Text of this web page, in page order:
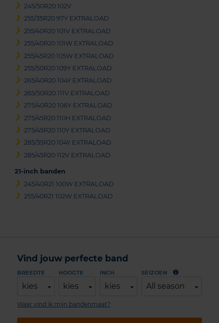
245/50R20 102V
255/35R20 97Y EXTRALOAD
255/40R20 101V EXTRALOAD
255/40R20 101W EXTRALOAD
255/45R20 105W EXTRALOAD
255/50R20 109Y EXTRALOAD
265/40R20 104Y EXTRALOAD
265/50R20 111V EXTRALOAD
275/40R20 106Y EXTRALOAD
275/45R20 110H EXTRALOAD
275/45R20 110Y EXTRALOAD
285/35R20 104Y EXTRALOAD
285/45R20 112V EXTRALOAD
21-inch banden
245/40R21 100W EXTRALOAD
255/40R21 102W EXTRALOAD
Vind jouw perfecte band
BREEDTE
kies
HOOGTE
kies
INCH
kies
SEIZOEN
All season
Waar vind ik mijn bandenmaat?